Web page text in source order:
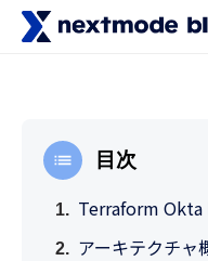
目次
Terraform
アーキテクチャ